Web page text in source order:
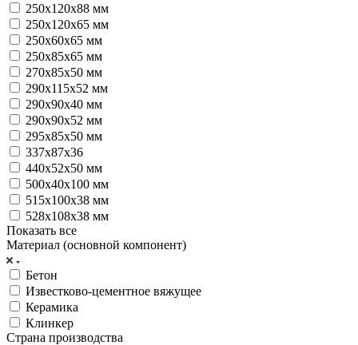
250х120x88 мм
250х120х65 мм
250х60х65 мм
250х85х65 мм
270х85х50 мм
290х115х52 мм
290х90х40 мм
290х90х52 мм
295х85х50 мм
337х87х36
440x52x50 мм
500х40х100 мм
515x100x38 мм
528x108x38 мм
Показать все
Материал (основной компонент)
Бетон
Известково-цементное вяжущее
Керамика
Клинкер
Страна производства